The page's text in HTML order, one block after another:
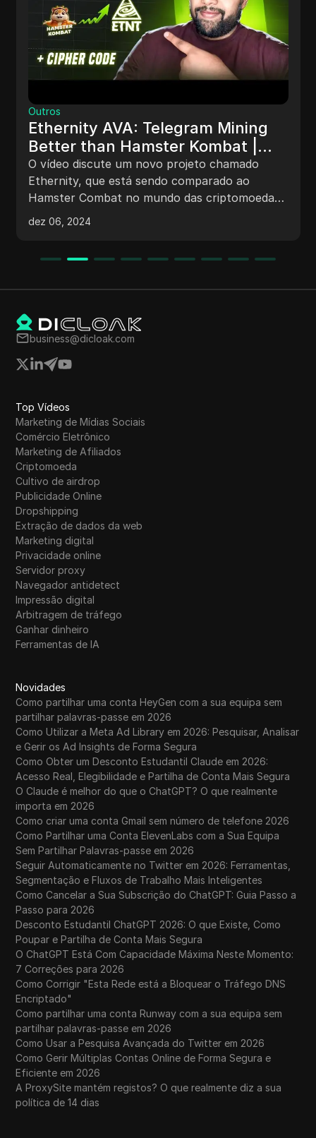
Outros
Ethernity AVA: Telegram Mining
Better than Hamster Kombat |
Hamster Kombat Daily Cipher
Code Ethernity AVA: Mineração no
Telegram é Melhor que o Hamster
Kombat | Código de Cifra Diário do
O vídeo discute um novo projeto chamado
Ethernity, que está sendo comparado ao
Hamster Combat no mundo das criptomoedas.
Ethernity oferece formas de ganhar tokens
através de mineração, jogabilidade e conversas.
no Hamster Combat para reivindicar moedas
conectar sua carteira para uma oportunidade
de airdrop.
dez 06, 2024
business@dicloak.com
Top Vídeos
Marketing de Mídias Sociais
Comércio Eletrônico
Marketing de Afiliados
Criptomoeda
Cultivo de airdrop
Publicidade Online
Dropshipping
Extração de dados da web
Marketing digital
Privacidade online
Servidor proxy
Navegador antidetect
Impressão digital
Arbitragem de tráfego
Ganhar dinheiro
Ferramentas de IA
Novidades
Como partilhar uma conta HeyGen com a sua equipa sem
partilhar palavras-passe em 2026
Como Utilizar a Meta Ad Library em 2026: Pesquisar, Analisar
e Gerir os Ad Insights de Forma Segura
Como Obter um Desconto Estudantil Claude em 2026:
Acesso Real, Elegibilidade e Partilha de Conta Mais Segura
O Claude é melhor do que o ChatGPT? O que realmente
importa em 2026
Como criar uma conta Gmail sem número de telefone 2026
Como Partilhar uma Conta ElevenLabs com a Sua Equipa
Sem Partilhar Palavras-passe em 2026
Seguir Automaticamente no Twitter em 2026: Ferramentas,
Segmentação e Fluxos de Trabalho Mais Inteligentes
Como Cancelar a Sua Subscrição do ChatGPT: Guia Passo a
Passo para 2026
Desconto Estudantil ChatGPT 2026: O que Existe, Como
Poupar e Partilha de Conta Mais Segura
O ChatGPT Está Com Capacidade Máxima Neste Momento:
7 Correções para 2026
Como Corrigir "Esta Rede está a Bloquear o Tráfego DNS
Encriptado"
Como partilhar uma conta Runway com a sua equipa sem
partilhar palavras-passe em 2026
Como Usar a Pesquisa Avançada do Twitter em 2026
Como Gerir Múltiplas Contas Online de Forma Segura e
Eficiente em 2026
A ProxySite mantém registos? O que realmente diz a sua
política de 14 dias